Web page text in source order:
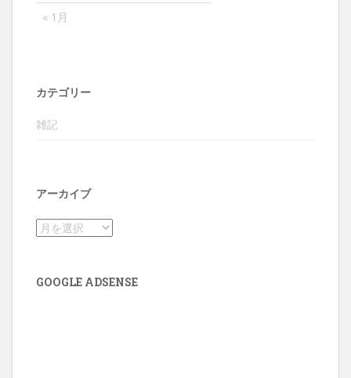
« 1月
カテゴリー
雑記
アーカイブ
アーカイブ
GOOGLE ADSENSE